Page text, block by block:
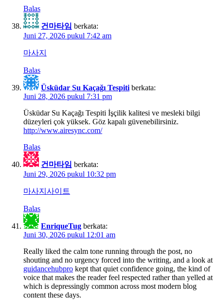
Balas
건마타임 berkata:
Juni 27, 2026 pukul 7:42 am
마사지
Balas
Üsküdar Su Kaçağı Tespiti berkata:
Juni 28, 2026 pukul 7:31 pm
Üsküdar Su Kaçağı Tespiti İşçilik kalitesi ve mesleki bilgi
düzeyleri çok yüksek. Göz kapalı güvenebilirsiniz.
http://www.airesync.com/
Balas
건마타임 berkata:
Juni 29, 2026 pukul 10:32 pm
마사지사이트
Balas
EnriqueTug berkata:
Juni 30, 2026 pukul 12:01 am
Really liked the calm tone running through the post, no
shouting and no urgency forced into the writing, and a look at
guidancehubpro kept that quiet confidence going, the kind of
voice that makes the reader feel respected rather than yelled at
which is depressingly common across most modern blog
content these days.